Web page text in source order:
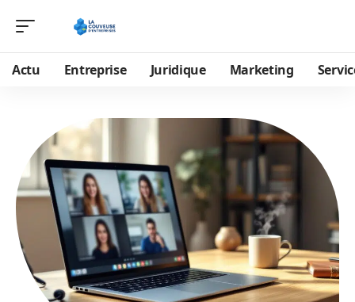
Actu Entreprise Juridique Marketing